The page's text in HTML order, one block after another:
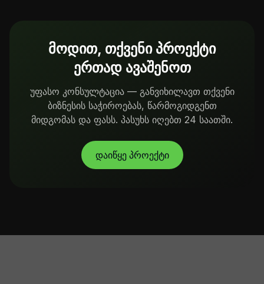
მოდით, თქვენი პროექტი
ერთად ავაშენოთ
უფასო კონსულტაცია — განვიხილავთ თქვენი
ბიზნესის საჭიროებას, წარმოგიდგენთ
მიდგომას და ფასს. პასუხს იღებთ 24 საათში.
დაიწყე პროექტი